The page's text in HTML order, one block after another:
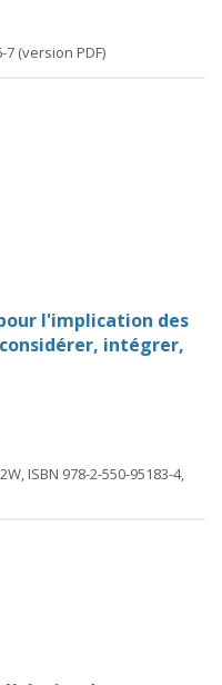
7 (version PDF)
l'implication des
intégrer,
ISBN 978-2-550-95183-4,